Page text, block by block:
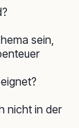
sein,
nicht in der